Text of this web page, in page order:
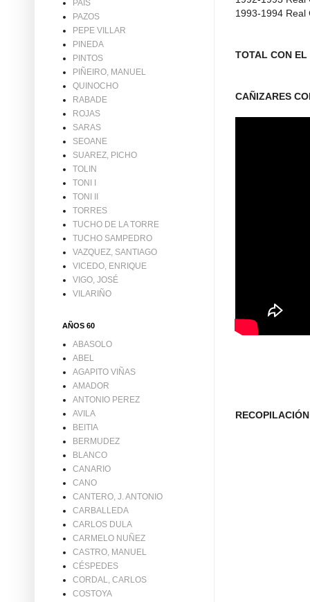
1993-1994 Real
TOTAL CON
CAÑIZARES
PAIS
PAZOS
PEPE VILLAR
PINEDA
PINTOS
PIÑEIRO, MANUEL
QUINOCHO
RABADE
ROJAS
SARAS
SEOANE
SUAREZ, PICHO
TOLIN
TONI I
TONI II
TORRES
TUCHO DE LA TORRE
TUCHO SAMPEDRO
VAZQUEZ, SANTIAGO
VICEDO, ENRIQUE
VIGO, JOSÉ
VILARIÑO
AÑOS 60
ABASOLO
ABEL
AGAPITO VIÑAS
AMADOR
ANTONIO PEREZ
AVILA
BEITIA
BERMUDEZ
BLANCO
CANARIO
CANO
CANTERO, J. ANTONIO
CARBALLEDA
CARLOS DULA
CARMELO NUÑEZ
CASTRO, MANUEL
CÉSPEDES
CORDAL, CARLOS
COSTOYA